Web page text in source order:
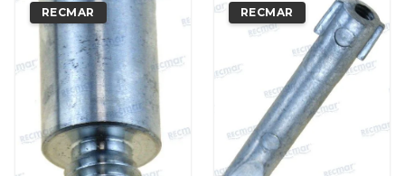
RECMAR RECMAR